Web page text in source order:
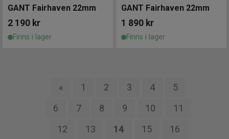
GANT Fairhaven 22mm
2 190 kr
Finns i lager
GANT Fairhaven 22mm
1 890 kr
Finns i lager
« 1 2 3 4
5
6
7 8 9 10
11
12
13 14 15
16